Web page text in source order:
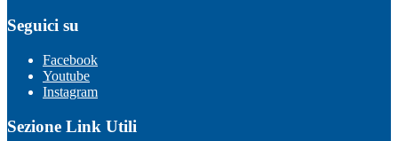
Seguici su
Facebook
Youtube
Instagram
Sezione Link Utili